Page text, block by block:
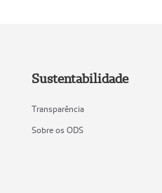
Sustentabilidade
Transparência
Sobre os ODS